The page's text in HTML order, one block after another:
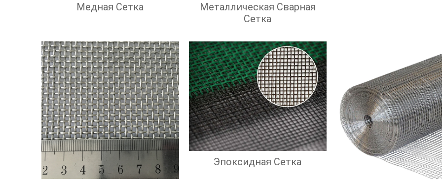
Медная Сетка
Металлическая Сварная
Сетка
Эпоксидная Сетка